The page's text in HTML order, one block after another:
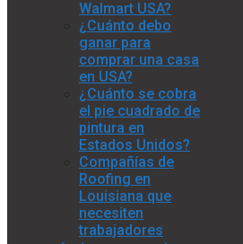
Walmart USA?
¿Cuánto debo
ganar para
comprar una casa
en USA?
¿Cuánto se cobra
el pie cuadrado de
pintura en
Estados Unidos?
Compañías de
Roofing en
Louisiana que
necesiten
trabajadores